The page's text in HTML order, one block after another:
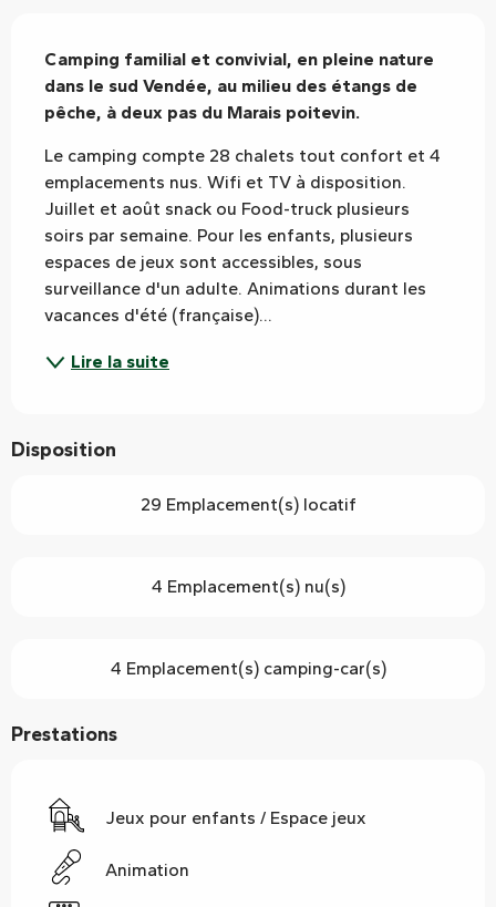
Camping familial et convivial, en pleine nature
dans le sud Vendée, au milieu des étangs de
pêche, à deux pas du Marais poitevin.
Le camping compte 28 chalets tout confort et 4
emplacements nus. Wifi et TV à disposition.
Juillet et août snack ou Food-truck plusieurs
soirs par semaine. Pour les enfants, plusieurs
espaces de jeux sont accessibles, sous
surveillance d'un adulte. Animations durant les
vacances d'été (française)...
Lire la suite
Disposition
29 Emplacement(s) locatif
4 Emplacement(s) nu(s)
4 Emplacement(s) camping-car(s)
Prestations
Jeux pour enfants / Espace jeux
Animation